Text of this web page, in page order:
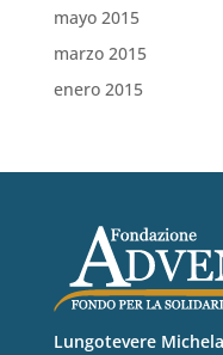
mayo 2015
marzo 2015
enero 2015
Lungotevere